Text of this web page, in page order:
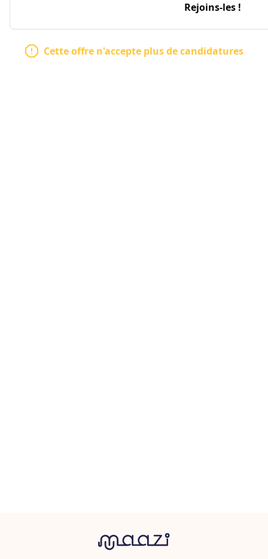
Rejoins-les !
Cette offre n'accepte plus de candidatures